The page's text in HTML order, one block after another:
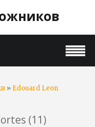
» Edouard Leon
(11)